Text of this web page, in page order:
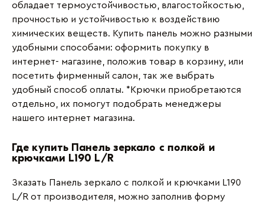
обладает термоустойчивостью, влагостойкостью,
прочностью и устойчивостью к воздействию
химических веществ. Купить панель можно разными
удобными способами: оформить покупку в
интернет- магазине, положив товар в корзину, или
посетить фирменный салон, так же выбрать
удобный способ оплаты. *Крючки приобретаются
отдельно, их помогут подобрать менеджеры
нашего интернет магазина.
Где купить Панель зеркало с полкой и
крючками L190 L/R
Зказать Панель зеркало с полкой и крючками L190
L/R от производителя, можно заполнив форму